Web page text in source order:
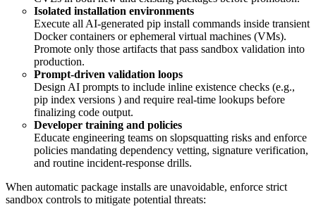
Isolated installation environments
Execute all AI-generated pip install commands inside transient
Docker containers or ephemeral virtual machines (VMs).
Promote only those artifacts that pass sandbox validation into
production.
Prompt-driven validation loops
Design AI prompts to include inline existence checks (e.g.,
pip index versions ) and require real-time lookups before
finalizing code output.
Developer training and policies
Educate engineering teams on slopsquatting risks and enforce
policies mandating dependency vetting, signature verification,
and routine incident-response drills.
When automatic package installs are unavoidable, enforce strict
sandbox controls to mitigate potential threats: